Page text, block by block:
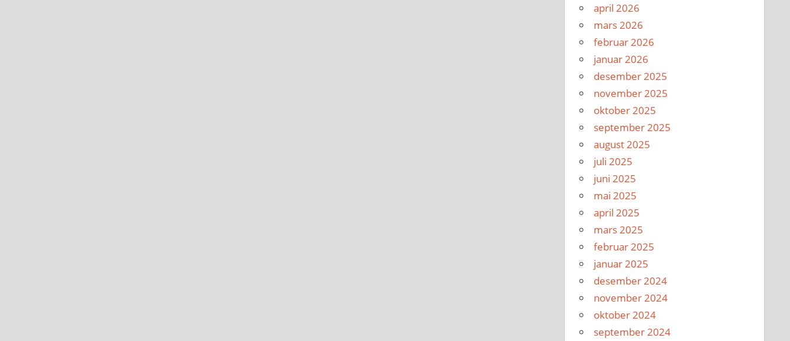
april 2026
mars 2026
februar 2026
januar 2026
desember 2025
november 2025
oktober 2025
september 2025
august 2025
juli 2025
juni 2025
mai 2025
april 2025
mars 2025
februar 2025
januar 2025
desember 2024
november 2024
oktober 2024
september 2024